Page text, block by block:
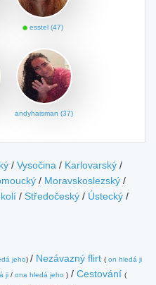
esstel (47)
andyhaisman (37)
/ Vysočina / Karlovarský /
/ Moravskoslezský /
/ Středočeský / Ústecký /
jeho) / Nezávazný flirt ( on hledá ji
ji / ona hledá jeho ) / Cestování (